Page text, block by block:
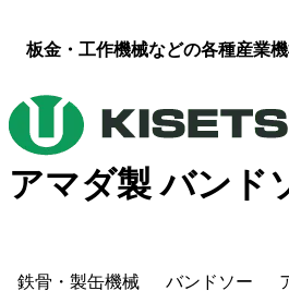
板金・工作機械などの各種産業
アマダ製 バンド
鉄骨・製缶機械 バンドソー